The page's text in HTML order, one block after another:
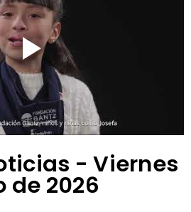
- Viernes
de 2026